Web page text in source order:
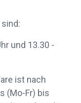
und 13.30 -
ist nach
(Mo-Fr) bis